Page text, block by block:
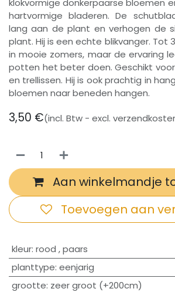
klokvormige donkerpaarse bloemen
hartvormige bladeren. De
lang aan de plant en verhogen de
plant. Hij is een echte blikvanger. Tot
in mooie zomers, maar de ervaring
potten het beter doen. Geschikt
en trellissen. Hij is ook prachtig in
bloemen naar beneden hangen.
3,50 €(incl. Btw - excl.
Aan winkelmandje
Toevoegen aan
​kleur: rood ,paars
planttype: eenjarig
grootte: zeer groot (+200cm)